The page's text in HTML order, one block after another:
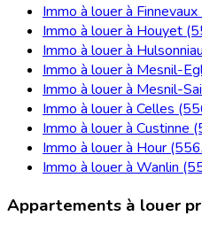
Immo à louer à
Immo à louer à Houyet
Immo à louer à
Immo à louer à Mesnil-
Immo à louer à Mesnil-
Immo à louer à Celles
Immo à louer à Custinne
Immo à louer à Hour
Immo à louer à Wanlin
Appartements à louer